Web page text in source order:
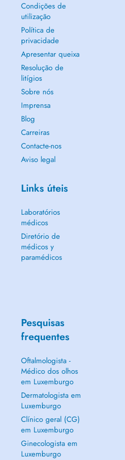
Condições de
utilização
Política de
privacidade
Apresentar queixa
Resolução de
litígios
Sobre nós
Imprensa
Blog
Carreiras
Contacte-nos
Aviso legal
Links úteis
Laboratórios
médicos
Diretório de
médicos y
paramédicos
Pesquisas
frequentes
Oftalmologista -
Médico dos olhos
em Luxemburgo
Dermatologista em
Luxemburgo
Clínico geral (CG)
em Luxemburgo
Ginecologista em
Luxemburgo